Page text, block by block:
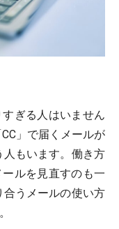
ぎる人はいません
」で届くメールが
もいます。働き方
ルを見直すのも一
合うメールの使い方